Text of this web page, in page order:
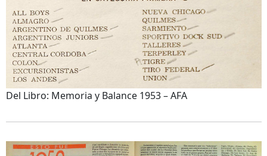
Del Libro: Memoria y Balance 1953 – AFA